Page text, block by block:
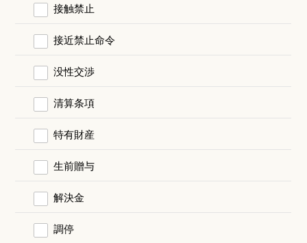
接触禁止
接近禁止命令
没性交渉
清算条項
特有財産
生前贈与
解決金
調停